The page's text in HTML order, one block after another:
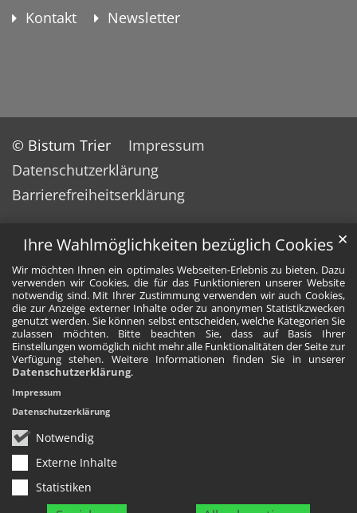
Ihre Wahlmöglichkeiten bezüglich Cookies
Wir möchten Ihnen ein optimales Webseiten-Erlebnis zu bieten. Dazu
verwenden wir Cookies, die für das Funktionieren unserer Website
notwendig sind. Mit Ihrer Zustimmung verwenden wir auch Cookies,
die zur Anzeige externer Inhalte oder zu anonymen Statistikzwecken
genutzt werden. Sie können selbst entscheiden, welche Kategorien Sie
zulassen möchten. Bitte beachten Sie, dass auf Basis Ihrer
Einstellungen womöglich nicht mehr alle Funktionalitäten der Seite zur
Verfügung stehen. Weitere Informationen finden Sie in unserer
Datenschutzerklärung.
Notwendig
Externe Inhalte
Statistiken
✕
Impressum
Datenschutzerklärung
Kontakt Newsletter
© Bistum Trier
Impressum
Datenschutzerklärung
Barrierefreiheitserklärung